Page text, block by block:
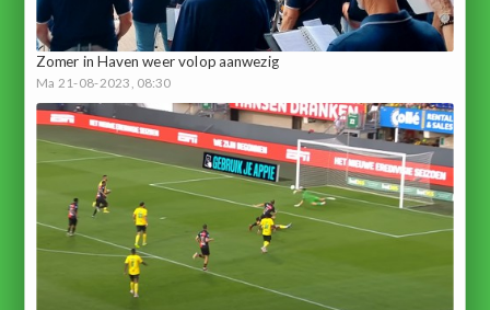
Zomer in Haven weer volop aanwezig
Ma 21-08-2023, 08:30